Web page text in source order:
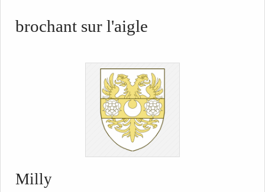
brochant sur l'aigle
Milly